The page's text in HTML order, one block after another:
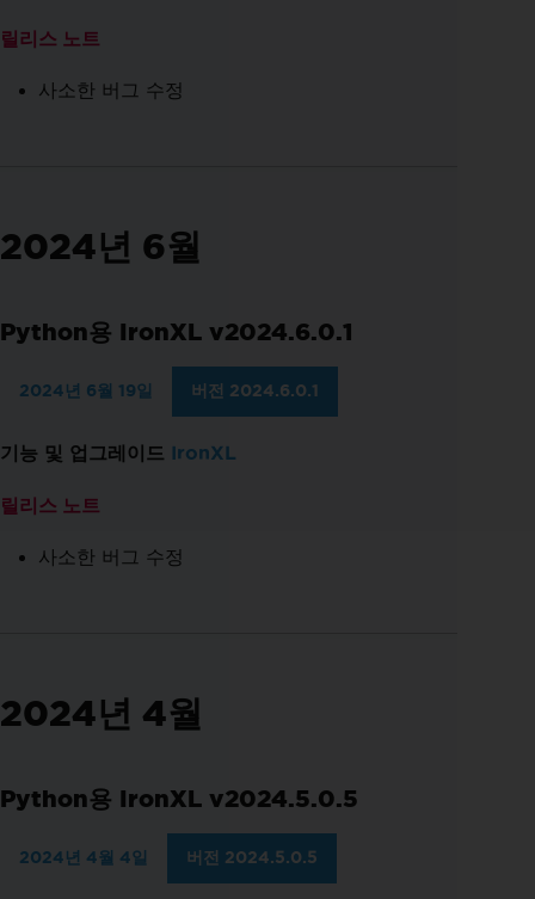
릴리스 노트
사소한 버그 수정
2024년 6월
Python용 IronXL v2024.6.0.1
2024년 6월 19일 버전 2024.6.0.1
기능 및 업그레이드 IronXL
릴리스 노트
사소한 버그 수정
2024년 4월
Python용 IronXL v2024.5.0.5
2024년 4월 4일 버전 2024.5.0.5